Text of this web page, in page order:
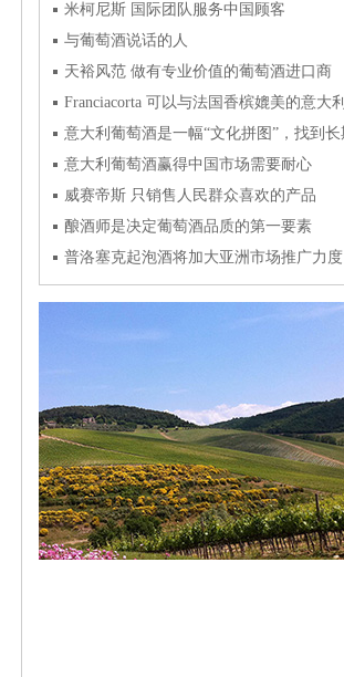
米柯尼斯 国际团队服务中国顾客
与葡萄酒说话的人
天裕风范 做有专业价值的葡萄酒进口商
意大利葡萄酒赢得中国市场需要耐心
威赛帝斯 只销售人民群众喜欢的产品
酿酒师是决定葡萄酒品质的第一要素
普洛塞克起泡酒将加大亚洲市场推广力度